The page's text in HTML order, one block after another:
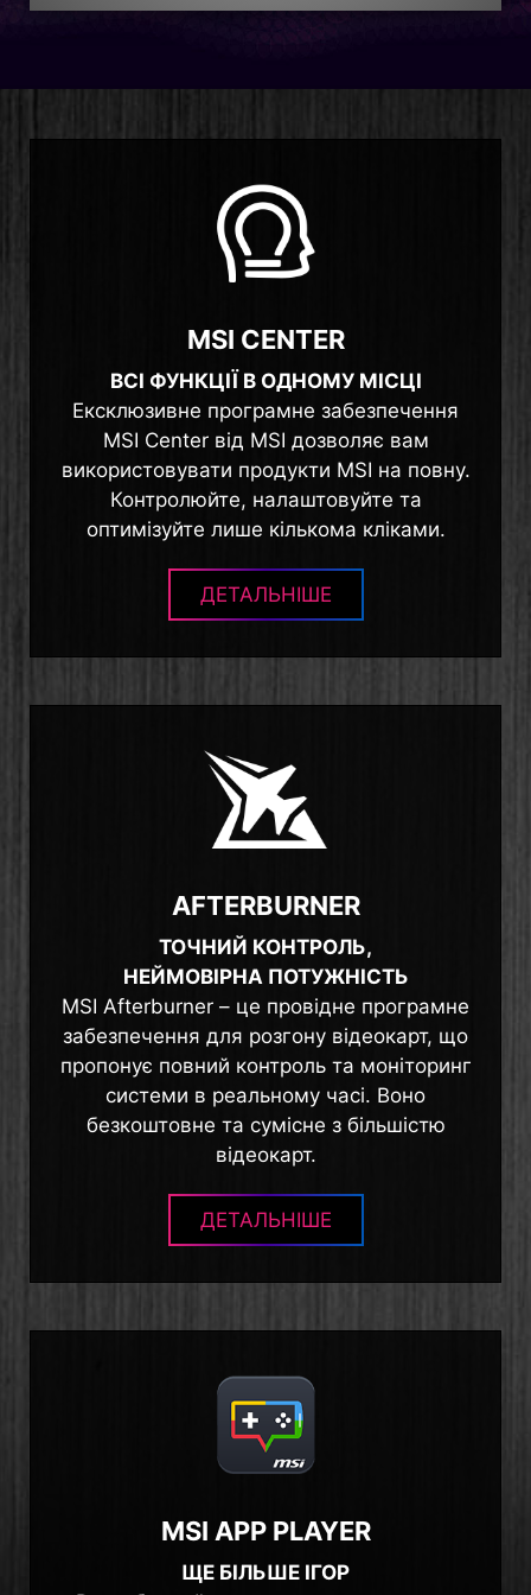
MSI CENTER
ВСІ ФУНКЦІЇ В ОДНОМУ МІСЦІ
Ексклюзивне програмне забезпечення
MSI Center від MSI дозволяє вам
використовувати продукти MSI на повну.
Контролюйте, налаштовуйте та
оптимізуйте лише кількома кліками.
ДЕТАЛЬНІШЕ
AFTERBURNER
ТОЧНИЙ КОНТРОЛЬ,
НЕЙМОВІРНА ПОТУЖНІСТЬ
MSI Afterburner – це провідне програмне
забезпечення для розгону відеокарт, що
пропонує повний контроль та моніторинг
системи в реальному часі. Воно
безкоштовне та сумісне з більшістю
відеокарт.
ДЕТАЛЬНІШЕ
MSI APP PLAYER
ЩЕ БІЛЬШЕ ІГОР